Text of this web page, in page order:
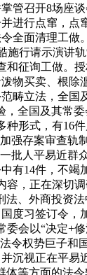
管召开8场座
进行点窜，点
全面清理工做
施行请示演讲
和征询工做。
物买卖、根除
畴立法，全国
全国及其常
形式，有16
强存案审查轨
批人平易近群
有14件，不竭
，正在深切
、外商投资法
度习签订令，
会以“决定+
令权势巨子和
沉视正在平易
等方面的法